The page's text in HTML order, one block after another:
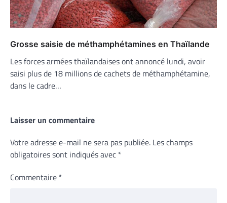
Grosse saisie de méthamphétamines en Thaïlande
Les forces armées thaïlandaises ont annoncé lundi, avoir
saisi plus de 18 millions de cachets de méthamphétamine,
dans le cadre…
Laisser un commentaire
Votre adresse e-mail ne sera pas publiée. Les champs
obligatoires sont indiqués avec *
Commentaire *